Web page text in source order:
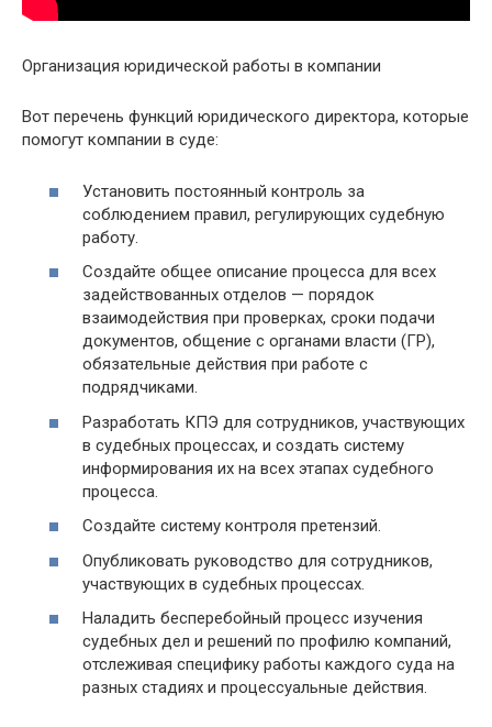
Организация юридической работы в компании
Вот перечень функций юридического директора, которые
помогут компании в суде:
Установить постоянный контроль за
соблюдением правил, регулирующих судебную
работу.
Создайте общее описание процесса для всех
задействованных отделов — порядок
взаимодействия при проверках, сроки подачи
документов, общение с органами власти (ГР),
обязательные действия при работе с
подрядчиками.
Разработать КПЭ для сотрудников, участвующих
в судебных процессах, и создать систему
информирования их на всех этапах судебного
процесса.
Создайте систему контроля претензий.
Опубликовать руководство для сотрудников,
участвующих в судебных процессах.
Наладить бесперебойный процесс изучения
судебных дел и решений по профилю компаний,
отслеживая специфику работы каждого суда на
разных стадиях и процессуальные действия.